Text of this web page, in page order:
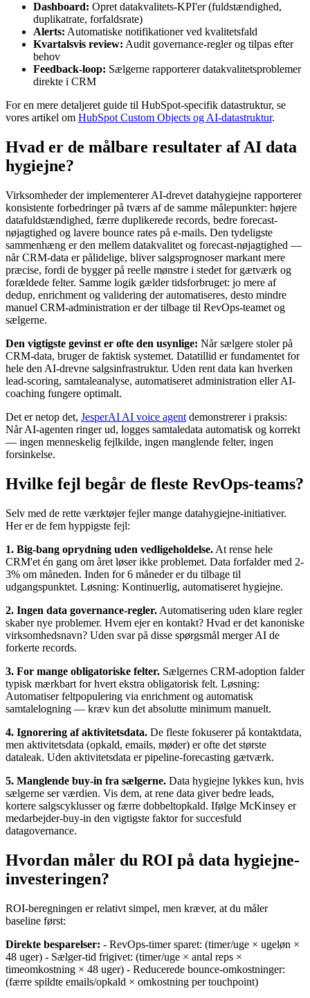
Dashboard: Opret datakvalitets-KPI'er (fuldstændighed,
duplikatrate, forfaldsrate)
Alerts: Automatiske notifikationer ved kvalitetsfald
Kvartalsvis review: Audit governance-regler og tilpas efter
behov
Feedback-loop: Sælgerne rapporterer datakvalitetsproblemer
direkte i CRM
For en mere detaljeret guide til HubSpot-specifik datastruktur, se
vores artikel om HubSpot Custom Objects og AI-datastruktur.
Hvad er de målbare resultater af AI data
hygiejne?
Virksomheder der implementerer AI-drevet datahygiejne rapporterer
konsistente forbedringer på tværs af de samme målepunkter: højere
datafuldstændighed, færre duplikerede records, bedre forecast-
nøjagtighed og lavere bounce rates på e-mails. Den tydeligste
sammenhæng er den mellem datakvalitet og forecast-nøjagtighed —
når CRM-data er pålidelige, bliver salgsprognoser markant mere
præcise, fordi de bygger på reelle mønstre i stedet for gætværk og
forældede felter. Samme logik gælder tidsforbruget: jo mere af
dedup, enrichment og validering der automatiseres, desto mindre
manuel CRM-administration er der tilbage til RevOps-teamet og
sælgerne.
Den vigtigste gevinst er ofte den usynlige: Når sælgere stoler på
CRM-data, bruger de faktisk systemet. Datatillid er fundamentet for
hele den AI-drevne salgsinfrastruktur. Uden rent data kan hverken
lead-scoring, samtaleanalyse, automatiseret administration eller AI-
coaching fungere optimalt.
Det er netop det, JesperAI AI voice agent demonstrerer i praksis:
Når AI-agenten ringer ud, logges samtaledata automatisk og korrekt
— ingen menneskelig fejlkilde, ingen manglende felter, ingen
forsinkelse.
Hvilke fejl begår de fleste RevOps-teams?
Selv med de rette værktøjer fejler mange datahygiejne-initiativer.
Her er de fem hyppigste fejl:
1. Big-bang oprydning uden vedligeholdelse. At rense hele
CRM'et én gang om året løser ikke problemet. Data forfalder med 2-
3% om måneden. Inden for 6 måneder er du tilbage til
udgangspunktet. Løsning: Kontinuerlig, automatiseret hygiejne.
2. Ingen data governance-regler. Automatisering uden klare regler
skaber nye problemer. Hvem ejer en kontakt? Hvad er det kanoniske
virksomhedsnavn? Uden svar på disse spørgsmål merger AI de
forkerte records.
3. For mange obligatoriske felter. Sælgernes CRM-adoption falder
typisk mærkbart for hvert ekstra obligatorisk felt. Løsning:
Automatiser feltpopulering via enrichment og automatisk
samtalelogning — kræv kun det absolutte minimum manuelt.
4. Ignorering af aktivitetsdata. De fleste fokuserer på kontaktdata,
men aktivitetsdata (opkald, emails, møder) er ofte det største
dataleak. Uden aktivitetsdata er pipeline-forecasting gætværk.
5. Manglende buy-in fra sælgerne. Data hygiejne lykkes kun, hvis
sælgerne ser værdien. Vis dem, at rene data giver bedre leads,
kortere salgscyklusser og færre dobbeltopkald. Ifølge McKinsey er
medarbejder-buy-in den vigtigste faktor for succesfuld
datagovernance.
Hvordan måler du ROI på data hygiejne-
investeringen?
ROI-beregningen er relativt simpel, men kræver, at du måler
baseline først:
Direkte besparelser: - RevOps-timer sparet: (timer/uge × ugeløn ×
48 uger) - Sælger-tid frigivet: (timer/uge × antal reps ×
timeomkostning × 48 uger) - Reducerede bounce-omkostninger:
(færre spildte emails/opkald × omkostning per touchpoint)